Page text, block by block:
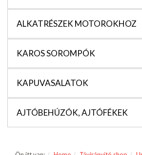
ALKATRÉSZEK MOTOROKHOZ
KAROS SOROMPÓK
KAPUVASALATOK
AJTÓBEHÚZÓK, AJTÓFÉKEK